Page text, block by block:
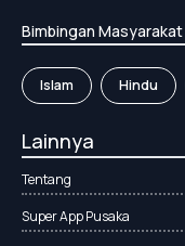
Bimbingan Masyarakat
Islam Hindu
Lainnya
Tentang
Super App Pusaka